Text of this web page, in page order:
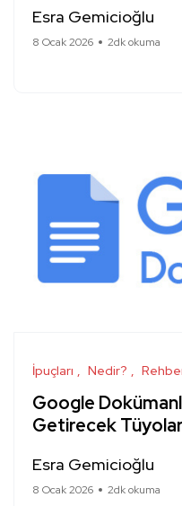
Esra Gemicioğlu
8 Ocak 2026 2dk okuma
İpuçları Nedir?
Google
Getirecek Tüyolar
Esra Gemicioğlu
8 Ocak 2026 2dk okuma